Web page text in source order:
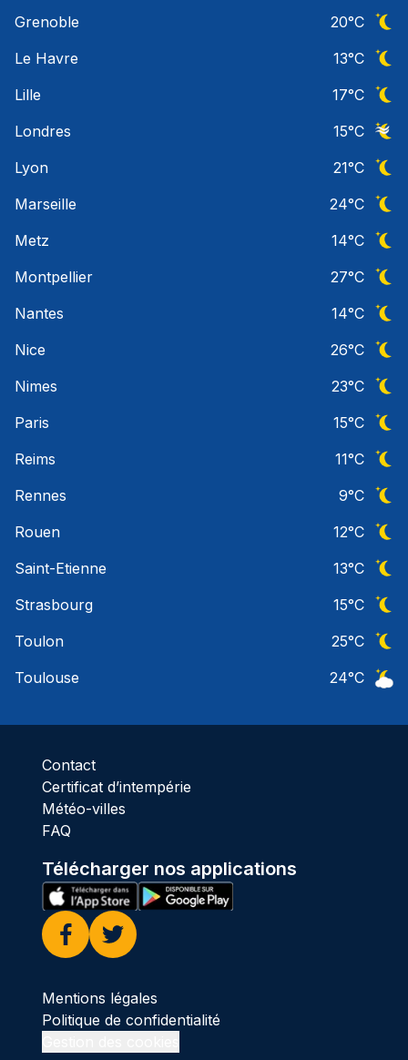
Grenoble
20°C
Le Havre
13°C
Lille
17°C
Londres
15°C
Lyon
21°C
Marseille
24°C
Metz
14°C
Montpellier
27°C
Nantes
14°C
Nice
26°C
Nimes
23°C
Paris
15°C
Reims
11°C
Rennes
9°C
Rouen
12°C
Saint-Etienne
13°C
Strasbourg
15°C
Toulon
25°C
Toulouse
24°C
Contact
Certificat d’intempérie
Météo-villes
FAQ
Télécharger nos applications
Facebook
Twitter
Mentions légales
Politique de confidentialité